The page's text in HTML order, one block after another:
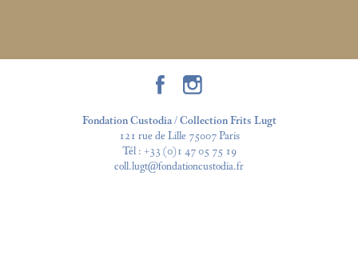
Fondation Custodia / Collection Frits Lugt
121 rue de Lille 75007 Paris
Tél : +33 (0)1 47 05 75 19
coll.lugt@fondationcustodia.fr